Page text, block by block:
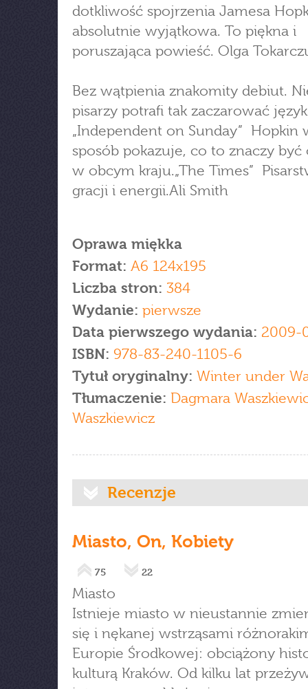
dotkliwość spojrzenia Jamesa
absolutnie wyjątkowa. To piękna i
poruszająca powieść. Olga
Bez wątpienia znakomity debiut.
pisarzy potrafi tak zaczarować
„Independent on Sunday” Hopkin
sposób pokazuje, co to znaczy być
w obcym kraju.„The Times”
gracji i energii.Ali Smith
Oprawa miękka
Format: A6 124x195
Liczba stron: 384
Wydanie: pierwsze
Data pierwszego wydania: 2009-
ISBN: 978-83-240-1105-6
Tytuł oryginalny: Winter under
Tłumaczenie: Dagmara
Waszkiewicz
Recenzje
Miasto, On, Kobiety
75 22
Miasto
Istnieje miasto w nieustannie
się i nękanej wstrząsami
Europie Środkowej: obciążony
kulturą Kraków. Od kilku lat